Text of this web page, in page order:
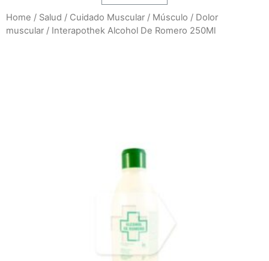
Home / Salud / Cuidado Muscular / Músculo / Dolor
muscular / Interapothek Alcohol De Romero 250Ml